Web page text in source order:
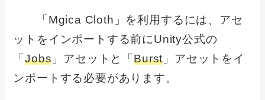
「Mgica Cloth」を利用するには、アセ
ットをインポートする前にUnity公式の
「Jobs 」アセットと「Burst 」アセットをイ
ンポートする必要があります。